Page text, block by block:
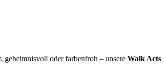
geheimnisvoll oder farbenfroh – unsere Walk Acts